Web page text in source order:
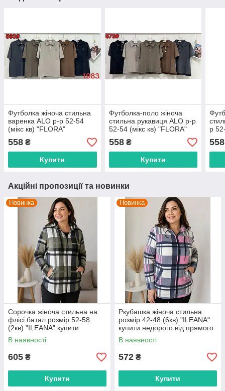
Футболка жіноча стильна
варенка ALO р-р 52-54
(мікс кв) "FLORA"
недорого від прямого
постачальника
558 ₴
Купити
Футболка-поло жіноча
стильна рукавиця ALO р-р
52-54 (мікс кв) "FLORA"
недорого від прямого
постачальника
558₴
Купити
р
558
Акційні пропозиції та новинки
Новинка
Сорочка жіноча стильна на
флісі батал розмір 52-58
(2кв) "ILEANA" купити
недорого від прямого
постачальника
В наявності
605 ₴
Купити
Новинка
Ркубашка жіноча стильна
розмір 42-48 (6кв) "ILEANA"
купити недорого від прямого
постачальника
В наявності
572 ₴
Купити